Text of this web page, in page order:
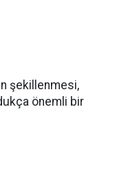
şekillenmesi,
önemli bir